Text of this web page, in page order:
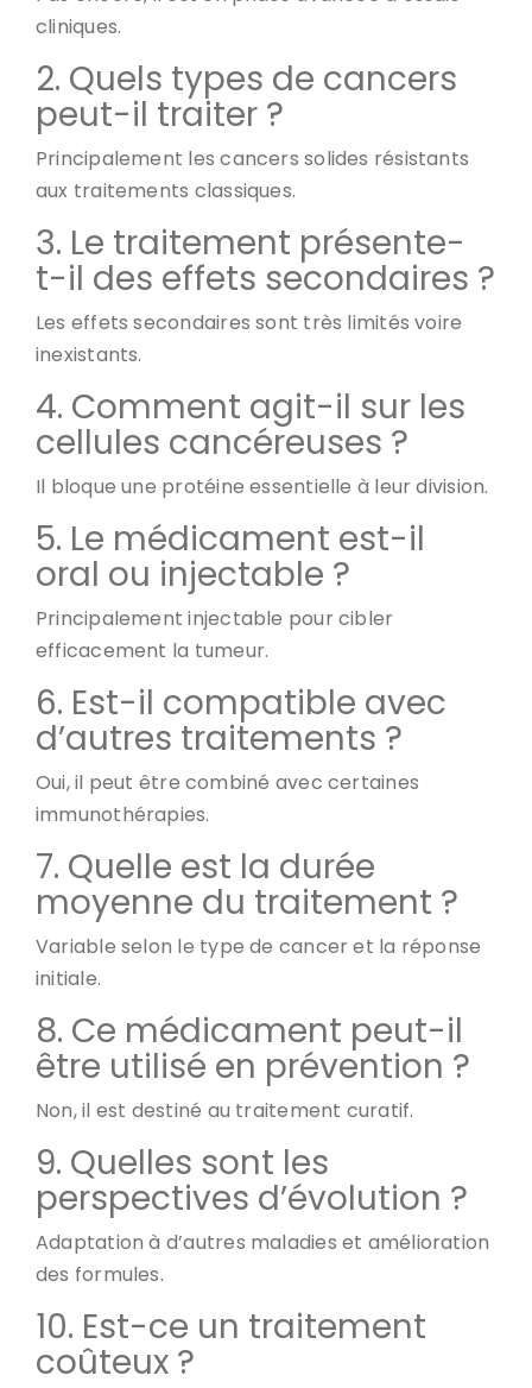
cliniques.
2. Quels types de cancers
peut-il traiter ?
Principalement les cancers solides résistants
aux traitements classiques.
3. Le traitement présente-
t-il des effets secondaires ?
Les effets secondaires sont très limités voire
inexistants.
4. Comment agit-il sur les
cellules cancéreuses ?
Il bloque une protéine essentielle à leur division.
5. Le médicament est-il
oral ou injectable ?
Principalement injectable pour cibler
efficacement la tumeur.
6. Est-il compatible avec
d’autres traitements ?
Oui, il peut être combiné avec certaines
immunothérapies.
7. Quelle est la durée
moyenne du traitement ?
Variable selon le type de cancer et la réponse
initiale.
8. Ce médicament peut-il
être utilisé en prévention ?
Non, il est destiné au traitement curatif.
9. Quelles sont les
perspectives d’évolution ?
Adaptation à d’autres maladies et amélioration
des formules.
10. Est-ce un traitement
coûteux ?